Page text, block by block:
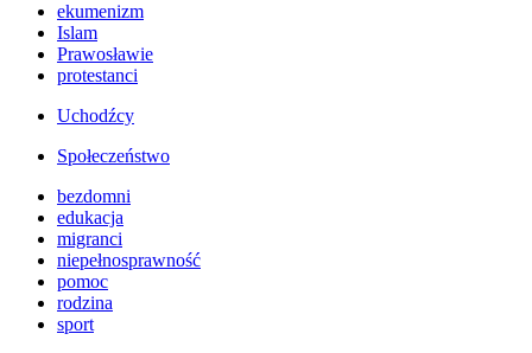
ekumenizm
Islam
Prawosławie
protestanci
Uchodźcy
Społeczeństwo
bezdomni
edukacja
migranci
niepełnosprawność
pomoc
rodzina
sport